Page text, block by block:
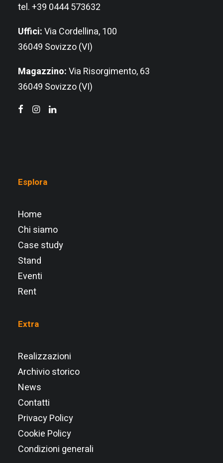
tel. +39 0444 573632
Uffici:Via Cordellina, 100
36049 Sovizzo (VI)
Magazzino:Via Risorgimento, 63
36049 Sovizzo (VI)
Esplora
Home
Chi siamo
Case study
Stand
Eventi
Rent
Extra
Realizzazioni
Archivio storico
News
Contatti
Privacy Policy
Cookie Policy
Condizioni generali